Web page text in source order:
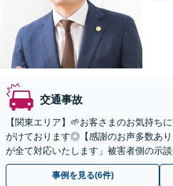
交通事故
【関東エリア】🌱お客さまのお気持ち
がけております◎【感謝のお声多数あ
が全て対応いたします」被害者側の示
／むち打ち／物損事故のご相談はお任
事例を見る(6件)